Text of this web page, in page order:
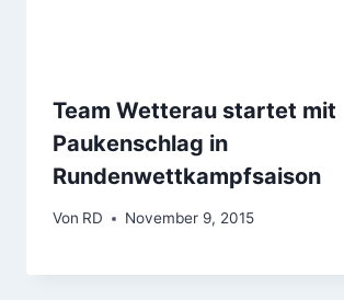
Team Wetterau startet mit
Paukenschlag in
Rundenwettkampfsaison
Von RD November 9, 2015